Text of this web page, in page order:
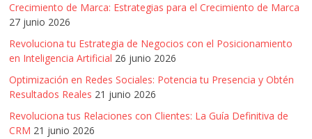
,
ATL,
BTL,
Periódicos
y
Producción
Gráfica
en
Crecimiento de Marca: Estrategias para el Crecimiento de Marca
27 junio 2026
Revoluciona tu Estrategia de Negocios con el Posicionamiento
en Inteligencia Artificial 26 junio 2026
Optimización en Redes Sociales: Potencia tu Presencia y Obtén
Resultados Reales 21 junio 2026
Revoluciona tus Relaciones con Clientes: La Guía Definitiva de
CRM 21 junio 2026